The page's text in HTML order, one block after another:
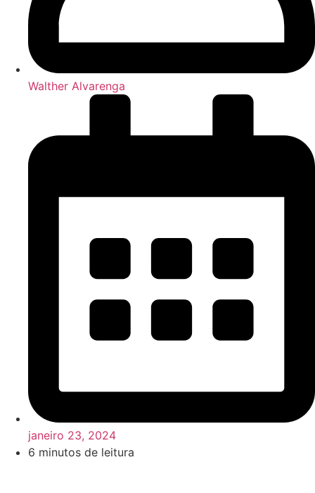
Walther Alvarenga
janeiro 23, 2024
6 minutos de leitura